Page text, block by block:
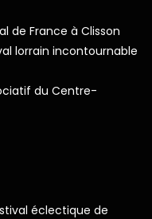
de France à Clisson
lorrain incontournable
du Centre-
éclectique de